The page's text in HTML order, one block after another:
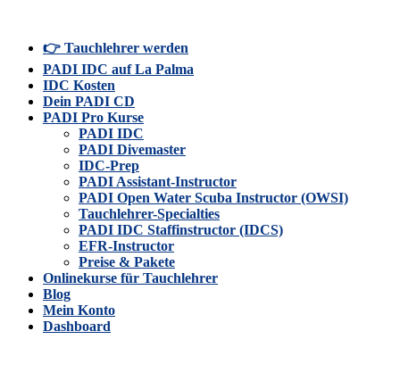
👉 Tauchlehrer werden
PADI IDC auf La Palma
IDC Kosten
Dein PADI CD
PADI Pro Kurse
PADI IDC
PADI Divemaster
IDC-Prep
PADI Assistant-Instructor
PADI Open Water Scuba Instructor (OWSI)
Tauchlehrer-Specialties
PADI IDC Staffinstructor (IDCS)
EFR-Instructor
Preise & Pakete
Onlinekurse für Tauchlehrer
Blog
Mein Konto
Dashboard